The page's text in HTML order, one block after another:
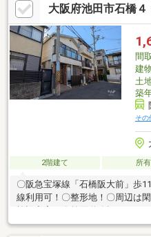
（徒歩約3分）・阪急オアシス箕
ファミリーマート箕面半町店：
レブン豊中宮山町2丁目店：約
ッグ箕面店：約460ｍ（徒歩約6
大阪府池田市石橋４
間
建
土
築
その
2階建て 所
〇阪急宝塚線「石橋阪大前」歩
線利用可！〇整形地！〇周辺は
駐車場を完備しておりますので